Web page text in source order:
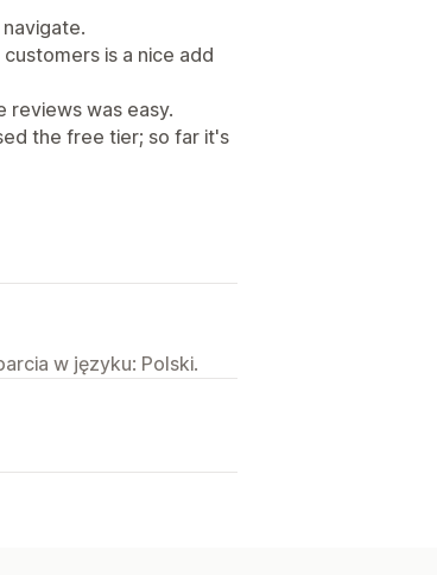
is a nice add
reviews was easy.
the free tier; so far it's
w języku: Polski.